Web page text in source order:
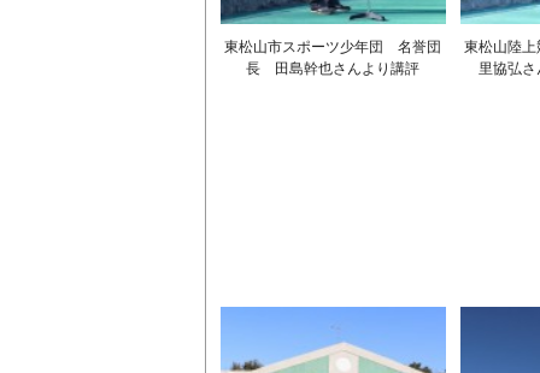
東松山市スポーツ少年団 名誉団
長 田島幹也さんより講評
東松山陸
里協弘